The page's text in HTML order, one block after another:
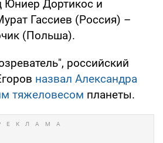
Юниер Дортикос и
Гассиев (Россия) –
(Польша).
российский
назвал Александра
тяжеловесом планеты.